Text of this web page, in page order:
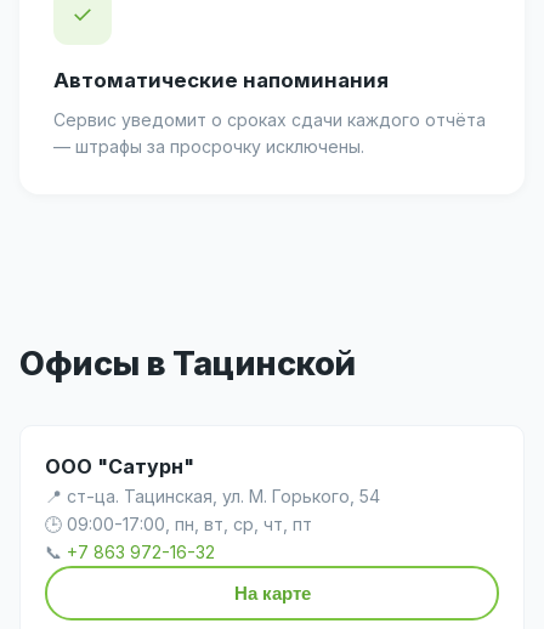
✓
Автоматические напоминания
Сервис уведомит о сроках сдачи каждого отчёта
— штрафы за просрочку исключены.
Офисы в Тацинской
ООО "Сатурн"
📍 ст-ца. Тацинская, ул. М. Горького, 54
🕒 09:00-17:00, пн, вт, ср, чт, пт
📞 +7 863 972-16-32
На карте